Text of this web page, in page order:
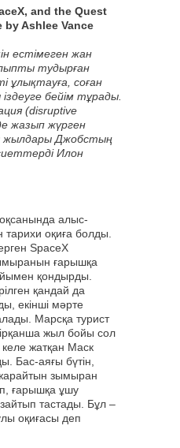
and the Quest
Ashlee Vance
естімеген жан
тудырған
ұлықтауға, соған
бейім тұрады.
(disruptive
жазып жүрген
жылдары Джобстың
Илон
алыс-
тарихи оқиға болды.
SpaceX
ғарышқа
қондырды.
қандай да
екінші мәрте
Марсқа турист
жыл бойы сол
жатқан Маск
Бас-аяғы бүтін,
зымыран
ғарышқа ұшу
тастады. Бұл –
оқиғасы деп